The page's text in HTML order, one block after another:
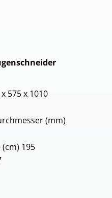
575 x 1010
(mm)
195